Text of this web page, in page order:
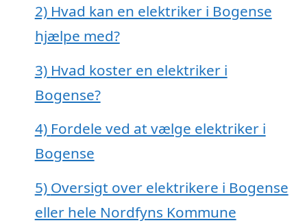
2) Hvad kan en elektriker i Bogense
hjælpe med?
3) Hvad koster en elektriker i
Bogense?
4) Fordele ved at vælge elektriker i
Bogense
5) Oversigt over elektrikere i Bogense
eller hele Nordfyns Kommune